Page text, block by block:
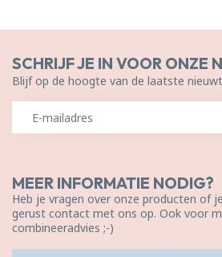
MEER INFORMATIE NODIG?
Heb je vragen over onze producten of
gerust contact met ons op. Ook voor
combineeradvies ;-)
SCHRIJF JE IN VOOR ONZE
Blijf op de hoogte van de laatste